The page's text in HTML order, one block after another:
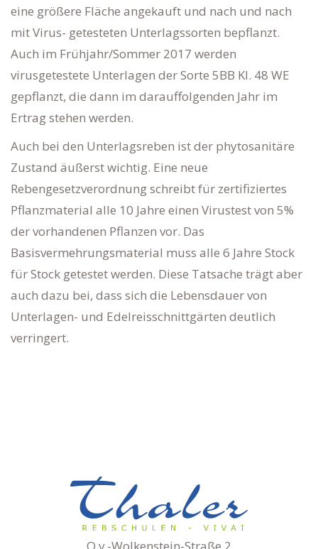
eine größere Fläche angekauft und nach und nach
mit Virus- getesteten Unterlagssorten bepflanzt.
Auch im Frühjahr/Sommer 2017 werden
virusgetestete Unterlagen der Sorte 5BB Kl. 48 WE
gepflanzt, die dann im darauffolgenden Jahr im
Ertrag stehen werden.
Auch bei den Unterlagsreben ist der phytosanitäre
Zustand äußerst wichtig. Eine neue
Rebengesetzverordnung schreibt für zertifiziertes
Pflanzmaterial alle 10 Jahre einen Virustest von 5%
der vorhandenen Pflanzen vor. Das
Basisvermehrungsmaterial muss alle 6 Jahre Stock
für Stock getestet werden. Diese Tatsache trägt aber
auch dazu bei, dass sich die Lebensdauer von
Unterlagen- und Edelreisschnittgärten deutlich
verringert.
O.v.-Wolkenstein-Straße 2